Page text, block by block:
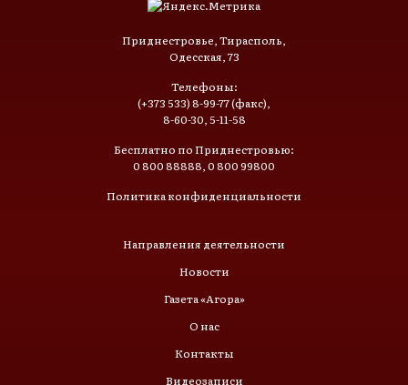
Приднестровье, Тирасполь,
Одесская, 73
Телефоны:
(+373 533) 8-99-77 (факс),
8-60-30, 5-11-58
Бесплатно по Приднестровью:
0 800 88888, 0 800 99800
Политика конфиденциальности
Направления деятельности
Новости
Газета «Агора»
О нас
Контакты
Видеозаписи